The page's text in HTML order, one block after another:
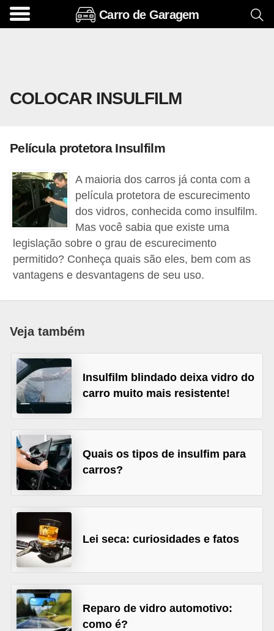
Carro de Garagem
COLOCAR INSULFILM
Película protetora Insulfilm
A maioria dos carros já conta com a
película protetora de escurecimento
dos vidros, conhecida como insulfilm.
Mas você sabia que existe uma
legislação sobre o grau de escurecimento
permitido? Conheça quais são eles, bem com as
vantagens e desvantagens de seu uso.
Veja também
Insulfilm blindado deixa vidro do
carro muito mais resistente!
Quais os tipos de insulfim para
carros?
Lei seca: curiosidades e fatos
Reparo de vidro automotivo:
como é?
A
s
i
o
s
e
o
p
c
i
o
a
i
s
A
u
t
o
m
ó
v
i
s
v
e